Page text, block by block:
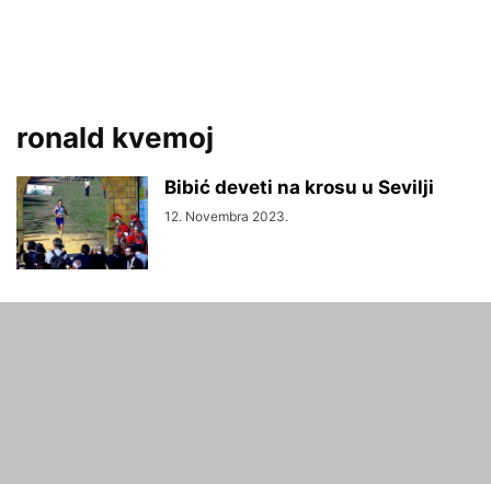
ronald kvemoj
Bibić deveti na krosu u Sevilji
12. Novembra 2023.